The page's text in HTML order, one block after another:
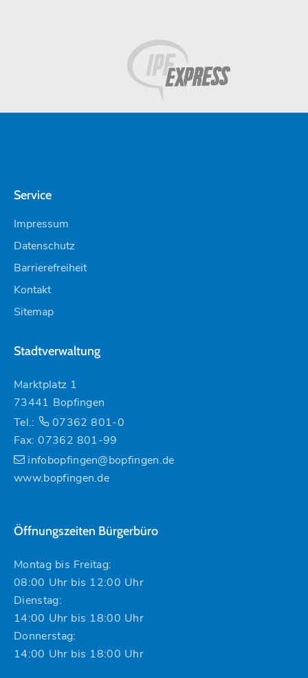
Service
Impressum
Datenschutz
Barrierefreiheit
Kontakt
Sitemap
Stadtverwaltung
Marktplatz 1
73441 Bopfingen
Tel.:
07362 801-0
Fax: 07362 801-99
infobopfingen@bopfingen.de
www.bopfingen.de
Öffnungszeiten Bürgerbüro
Montag bis Freitag:
08:00 Uhr bis 12:00 Uhr
Dienstag:
14:00 Uhr bis 18:00 Uhr
Donnerstag:
14:00 Uhr bis 18:00 Uhr